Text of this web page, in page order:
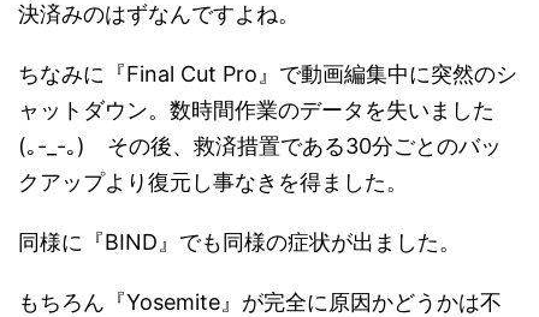
決済みのはずなんですよね。
ちなみに『Final Cut Pro』で動画編集中に突然のシ
ャットダウン。数時間作業のデータを失いました
(｡-_-｡) その後、救済措置である30分ごとのバッ
クアップより復元し事なきを得ました。
同様に『BIND』でも同様の症状が出ました。
もちろん『Yosemite』が完全に原因かどうかは不